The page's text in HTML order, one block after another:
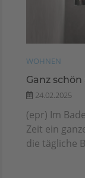
WOHNEN
Ganz
24.02.2025
(epr) Im
Zeit ein
die tägliche